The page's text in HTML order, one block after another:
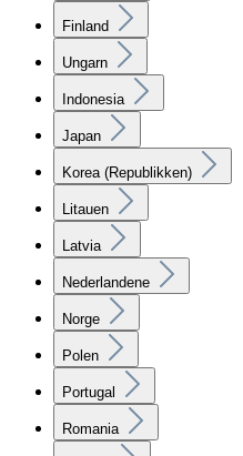
Finland
Ungarn
Indonesia
Japan
Korea (Republikken)
Litauen
Latvia
Nederlandene
Norge
Polen
Portugal
Romania